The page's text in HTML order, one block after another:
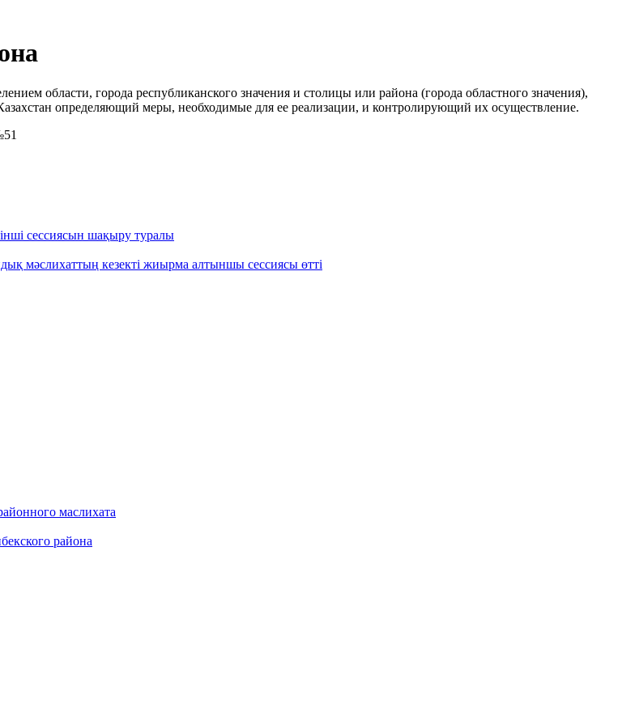
области, города республиканского значения и столицы или района (города областного значения),
определяющий меры, необходимые для ее реализации, и контролирующий их осуществление.
сессиясын шақыру туралы
мәслихаттың кезекті жиырма алтыншы сессиясы өтті
маслихата
районa